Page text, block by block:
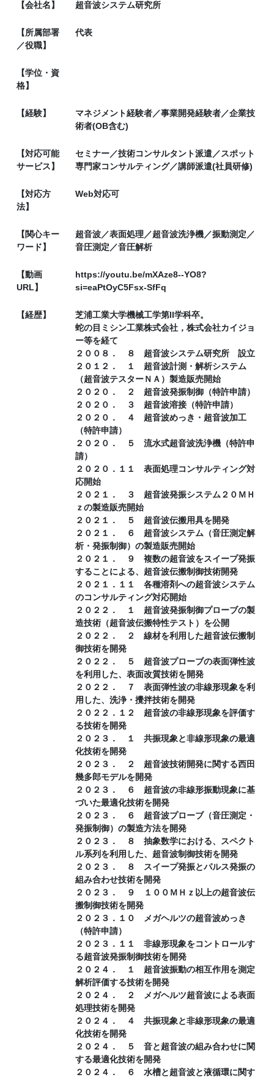
【会社名】 超音波システム研究所
【所属部署
／役職】
代表
【学位・資
格】
【経験】
マネジメント経験者／事業開発経験者／企業技
術者(OB含む)
【対応可能
サービス】
セミナー／技術コンサルタント派遣／スポット
専門家コンサルティング／講師派遣(社員研修)
【対応方
法】
Web対応可
【関心キー
ワード】
超音波／表面処理／超音波洗浄機／振動測定／
音圧測定／音圧解析
【動画
URL】
https://youtu.be/mXAze8--YO8?
si=eaPtOyC5Fsx-SfFq
【経歴】
芝浦工業大学機械工学第II学科卒。
蛇の目ミシン工業株式会社，株式会社カイジョ
ー等を経て
２００８． ８ 超音波システム研究所 設立
２０１２． １ 超音波計測・解析システム
（超音波テスターＮＡ）製造販売開始
２０２０． ２ 超音波発振制御（特許申請）
２０２０． ３ 超音波溶接（特許申請）
２０２０． ４ 超音波めっき・超音波加工
（特許申請）
２０２０． ５ 流水式超音波洗浄機（特許申
請）
２０２０．１１ 表面処理コンサルティング対
応開始
２０２１． ３ 超音波発振システム２０ＭＨ
ｚの製造販売開始
２０２１． ５ 超音波伝搬用具を開発
２０２１． ６ 超音波システム（音圧測定解
析・発振制御）の製造販売開始
２０２１． ９ 複数の超音波をスイープ発振
することによる、超音波伝搬制御技術開発
２０２１．１１ 各種溶剤への超音波システム
のコンサルティング対応開始
２０２２． １ 超音波発振制御プローブの製
造技術（超音波伝搬特性テスト）を公開
２０２２． ２ 線材を利用した超音波伝搬制
御技術を開発
２０２２． ５ 超音波プローブの表面弾性波
を利用した、表面改質技術を開発
２０２２． ７ 表面弾性波の非線形現象を利
用した、洗浄・攪拌技術を開発
２０２２．１２ 超音波の非線形現象を評価す
る技術を開発
２０２３． １ 共振現象と非線形現象の最適
化技術を開発
２０２３． ２ 超音波技術開発に関する西田
幾多郎モデルを開発
２０２３． ６ 超音波の非線形振動現象に基
づいた最適化技術を開発
２０２３． ６ 超音波プローブ（音圧測定・
発振制御）の製造方法を開発
２０２３． ８ 抽象数学における、スペクト
ル系列を利用した、超音波制御技術を開発
２０２３． ８ スイープ発振とパルス発振の
組み合わせ技術を開発
２０２３． ９ １００ＭＨｚ以上の超音波伝
搬制御技術を開発
２０２３．１０ メガヘルツの超音波めっき
（特許申請）
２０２３．１１ 非線形現象をコントロールす
る超音波発振制御技術を開発
２０２４． １ 超音波振動の相互作用を測定
解析評価する技術を開発
２０２４． ２ メガヘルツ超音波による表面
処理技術を開発
２０２４． ４ 共振現象と非線形現象の最適
化技術を開発
２０２４． ５ 音と超音波の組み合わせに関
する最適化技術を開発
２０２４． ６ 水槽と超音波と液循環に関す